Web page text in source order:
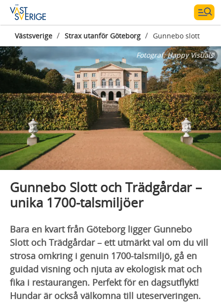
Västsverige / Strax utanför Göteborg / Gunnebo slott
Fotograf:Happy Visuals
Gunnebo Slott och Trädgårdar –
unika 1700-talsmiljöer
Bara en kvart från Göteborg ligger Gunnebo
Slott och Trädgårdar – ett utmärkt val om du vill
strosa omkring i genuin 1700-talsmiljö, gå en
guidad visning och njuta av ekologisk mat och
fika i restaurangen. Perfekt för en dagsutflykt!
Hundar är också välkomna till uteserveringen.